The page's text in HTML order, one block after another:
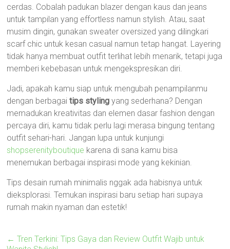
cerdas. Cobalah padukan blazer dengan kaus dan jeans
untuk tampilan yang effortless namun stylish. Atau, saat
musim dingin, gunakan sweater oversized yang dilingkari
scarf chic untuk kesan casual namun tetap hangat. Layering
tidak hanya membuat outfit terlihat lebih menarik, tetapi juga
memberi kebebasan untuk mengekspresikan diri.
Jadi, apakah kamu siap untuk mengubah penampilanmu
dengan berbagaitips styling yang sederhana? Dengan
memadukan kreativitas dan elemen dasar fashion dengan
percaya diri, kamu tidak perlu lagi merasa bingung tentang
outfit sehari-hari. Jangan lupa untuk kunjungi
shopserenityboutique karena di sana kamu bisa
menemukan berbagai inspirasi mode yang kekinian.
Tips desain rumah minimalis nggak ada habisnya untuk
dieksplorasi. Temukan inspirasi baru setiap hari supaya
rumah makin nyaman dan estetik!
← Tren Terkini: Tips Gaya dan Review Outfit Wajib untuk